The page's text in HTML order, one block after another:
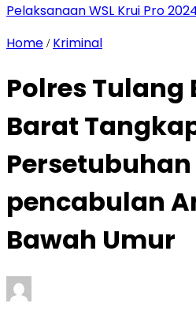
Pelaksanaan WSL Krui Pro
Home / Kriminal
Polres Tulang
Barat
pencabulan
Bawah Umur